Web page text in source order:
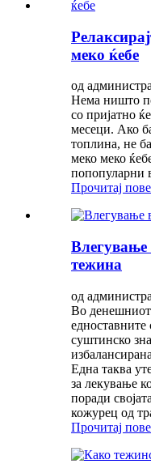
меко ќебе
од
Нема ништо
со пријатно
месеци. Ако
топлина, не
меко меко
попопуларни
Прочитај
Влегување
тежина
од
Во денешниот
едноставните
суштинско
Една таква
за лекување
поради
кожурец од
Прочитај